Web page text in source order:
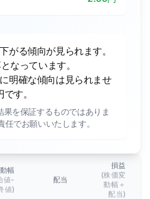
がる傾向が見られます。
なっています。
明確な傾向は見られませ
す。
を保証するものではありま
でお願いいたします。
幅
値-
値)
配当
損益
(株価変
動幅＋
配当)